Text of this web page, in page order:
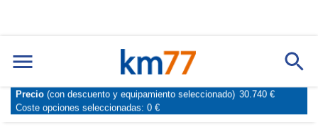
Marcas Comparador de coches
Precio (con descuento y equipamiento seleccionado) 30.740 €
Coste opciones seleccionadas: 0 €